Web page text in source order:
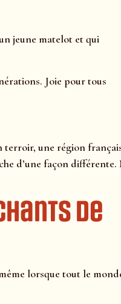
jeune matelot et qui
Joie pour tous
terroir, une région
d’une façon différente.
de
lorsque tout le